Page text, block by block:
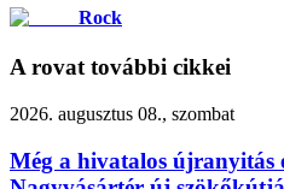
Rock
A rovat további cikkei
2026. augusztus 08., szombat
Még a hivatalos újranyitás